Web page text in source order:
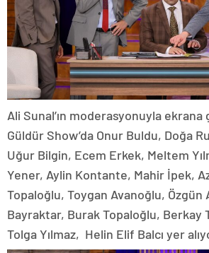
Ali Sunal’ın moderasyonuyla ekrana
Güldür Show’da Onur Buldu, Doğa
Uğur Bilgin, Ecem Erkek, Meltem
Yener, Aylin Kontante, Mahir İpek,
Topaloğlu, Toygan Avanoğlu, Özgün
Bayraktar, Burak Topaloğlu, Berkay
Tolga Yılmaz, Helin Elif Balcı yer